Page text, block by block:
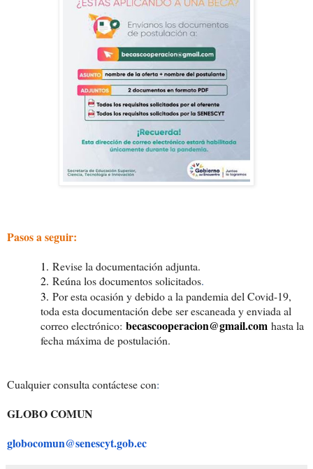
Pasos a seguir:
1. Revise la documentación adjunta.
2. Reúna los documentos solicitados.
3. Por esta ocasión y debido a la pandemia del Covid-19,
toda esta documentación debe ser escaneada y enviada al
correo electrónico: becascooperacion@gmail.com hasta la
fecha máxima de postulación.
Cualquier consulta contáctese con:
GLOBO COMUN
globocomun@senescyt.gob.ec